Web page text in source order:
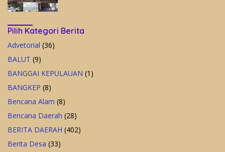
Pilih Kategori Berita
Advetorial (36)
BALUT (9)
BANGGAI KEPULAUAN (1)
BANGKEP (8)
Bencana Alam (8)
Bencana Daerah (28)
BERITA DAERAH (402)
Berita Desa (33)